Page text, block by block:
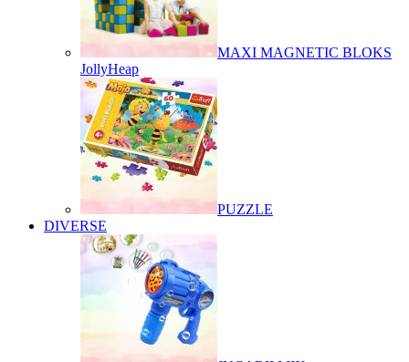
MAXI MAGNETIC BLOKS
JollyHeap
PUZZLE
DIVERSE